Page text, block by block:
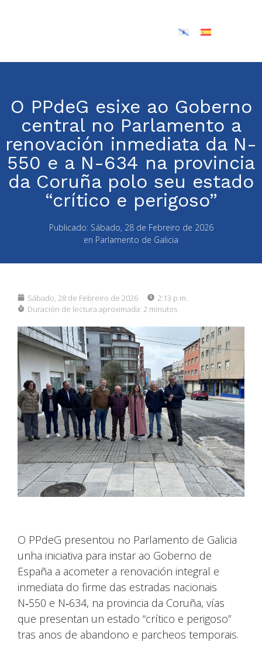
O PPdeG esixe ao Goberno
central no Parlamento a
renovación inmediata da N-
550 e a N-634 na provincia
da Coruña polo seu estado
“crítico e perigoso”
Publicado: Sábado, 28 de Febreiro de 2026
en Parlamento de Galicia
Sábado, 28 de Febreiro de 2026
2:13 p.m.
Duración de lectura aproximada: 2 minutos
O PPdeG presentou no Parlamento de Galicia
unha iniciativa para instar ao Goberno de
España a acometer a renovación integral e
inmediata do firme das estradas nacionais
N‑550 e N‑634, na provincia da Coruña, vías
que presentan un estado “crítico e perigoso”
tras anos de abandono e parcheos temporais.